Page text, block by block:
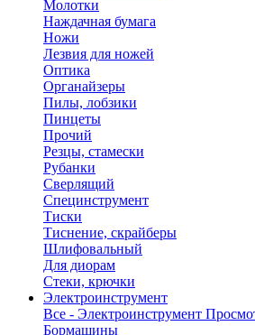
Молотки
Наждачная бумага
Ножи
Лезвия для ножей
Оптика
Органайзеры
Пилы, лобзики
Пинцеты
Прочий
Резцы, стамески
Рубанки
Сверлящий
Специнструмент
Тиски
Тиснение, скрайберы
Шлифовальный
Для диорам
Стеки, крючки
Электроинструмент
Все - Электроинструмент
Бормашины